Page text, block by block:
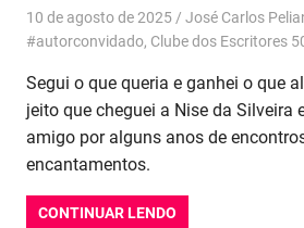
10 de agosto de 2025
José Carlos
#autorconvidado, Clube dos Escritores
Segui o que queria e ganhei o que
jeito que cheguei a Nise da Silveira
amigo por alguns anos de
encantamentos.
CONTINUAR LENDO